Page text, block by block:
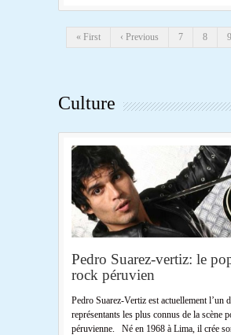
« First ‹ Previous 7 8 9
Culture
Pedro Suarez-vertiz: le
rock péruvien
Pedro Suarez-Vertiz est actuellement l’un
représentants les plus connus de la scène
péruvienne. Né en 1968 à Lima, il crée